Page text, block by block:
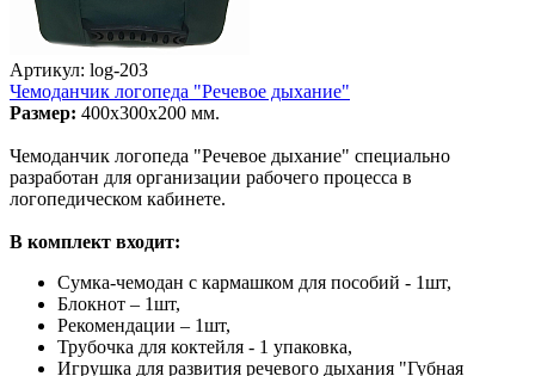
Артикул: log-203
Чемоданчик логопеда "Речевое дыхание"
Размер: 400х300х200 мм.
Чемоданчик логопеда "Речевое дыхание" специально
разработан для организации рабочего процесса в
логопедическом кабинете.
В комплект входит:
Сумка-чемодан с кармашком для пособий - 1шт,
Блокнот – 1шт,
Рекомендации – 1шт,
Трубочка для коктейля - 1 упаковка,
Игрушка для развития речевого дыхания "Губная